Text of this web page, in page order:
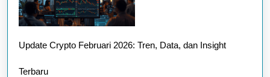
Update Crypto Februari 2026: Tren, Data, dan Insight
Terbaru